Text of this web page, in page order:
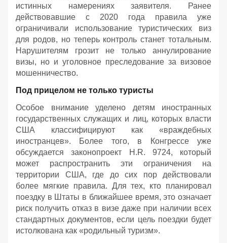
истинных намерениях заявителя. Ранее
действовавшие с 2020 года правила уже
ограничивали использование туристических виз
для родов, но теперь контроль станет тотальным.
Нарушителям грозит не только аннулирование
визы, но и уголовное преследование за визовое
мошенничество.
Под прицелом не только туристы
Особое внимание уделено детям иностранных
государственных служащих и лиц, которых власти
США классифицируют как «враждебных
иностранцев». Более того, в Конгрессе уже
обсуждается законопроект H.R. 9724, который
может распространить эти ограничения на
территории США, где до сих пор действовали
более мягкие правила. Для тех, кто планировал
поездку в Штаты в ближайшее время, это означает
риск получить отказ в визе даже при наличии всех
стандартных документов, если цель поездки будет
истолкована как «родильный туризм».